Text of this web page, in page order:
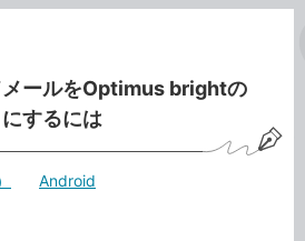
ールをOptimus brightの
するには
Android